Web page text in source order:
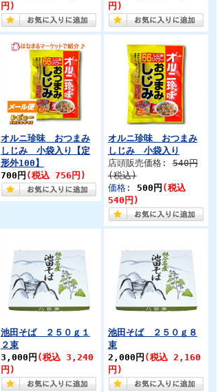
円)
円)
オルニ珍味 おつまみ
しじみ 小袋入り【定
形外100】
700円 (税込 756円)
オルニ珍味 おつまみ
しじみ 小袋入り
店頭販売価格:540円
(税込)
価格: 500円 (税込
540円)
池田そば ２５０ｇ１
２束
3,000円 (税込 3,240
円)
池田そば ２５０ｇ８
束
2,000円 (税込 2,160
円)